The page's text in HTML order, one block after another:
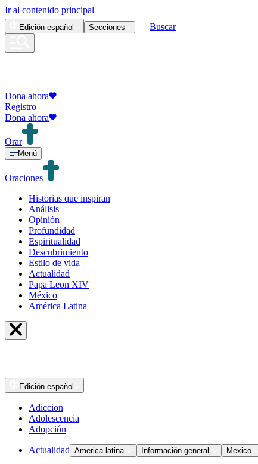
Ir al contenido principal
Edición español Secciones Buscar
Dona ahora
Registro
Dona ahora
Orar
Menú
Oraciones
Historias que inspiran
Análisis
Opinión
Profundidad
Espiritualidad
Descubrimiento
Estilo de vida
Actualidad
Papa Leon XIV
México
América Latina
Edición español
Adiccion
Adolescencia
Adopción
Actualidad America latina Información general Mexico